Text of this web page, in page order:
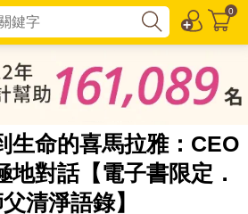
0
生命的喜馬拉雅：CEO
地對話【電子書限定．
清淨語錄】